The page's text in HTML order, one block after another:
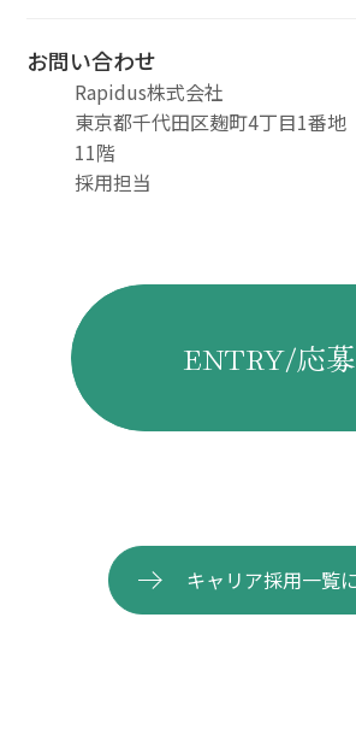
お問い合わせ
Rapidus株式会社
東京都千代田区麹町4丁目1番
11階
採用担当
ENTRY/応募
キャリア採用一覧